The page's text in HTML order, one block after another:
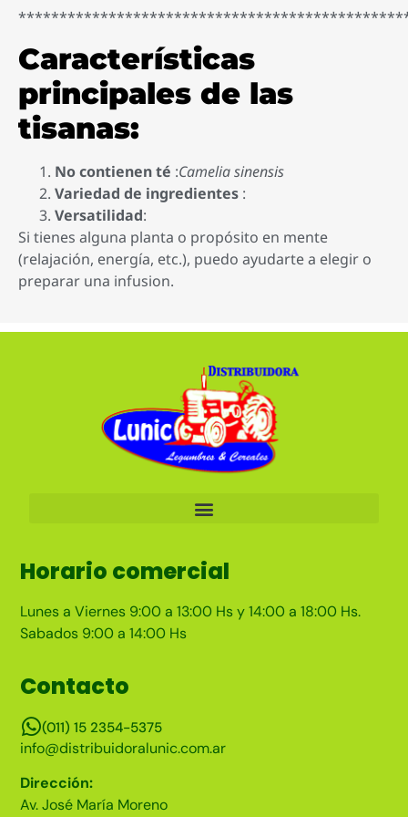
Características
principales de las
tisanas:
No contienen té :Camelia sinensis
Variedad de ingredientes :
Versatilidad:
Si tienes alguna planta o propósito en mente
(relajación, energía, etc.), puedo ayudarte a elegir o
preparar una infusion.
Horario comercial
Lunes a Viernes 9:00 a 13:00 Hs y 14:00 a 18:00 Hs.
Sabados 9:00 a 14:00 Hs
Contacto
(011) 15 2354-5375
info@distribuidoralunic.com.ar
Dirección:
Av. José María Moreno